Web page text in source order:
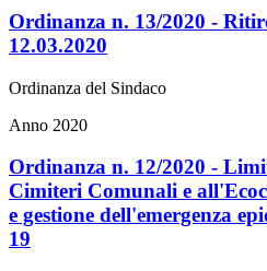
Ordinanza n. 13/2020 -
12.03.2020
Ordinanza del Sindaco
Anno 2020
Ordinanza n. 12/2020 -
Cimiteri Comunali e
e gestione dell'emergenza
19